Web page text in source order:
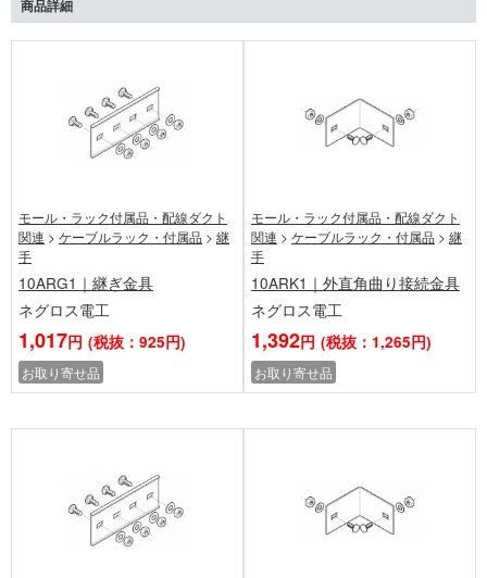
商品詳細
モール・ラック付属品・配線ダクト
関連 > ケーブルラック・付属品 > 継
手
10ARG1｜継ぎ金具
ネグロス電工
1,017円 (税抜：925円)
お取り寄せ品
モール・ラック付属品・配線ダクト
関連 > ケーブルラック・付属品 > 継
手
10ARK1｜外直角曲り接続金具
ネグロス電工
1,392円 (税抜：1,265円)
お取り寄せ品